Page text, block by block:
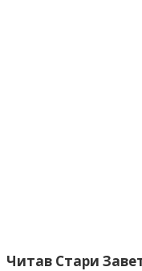
Читав Стари